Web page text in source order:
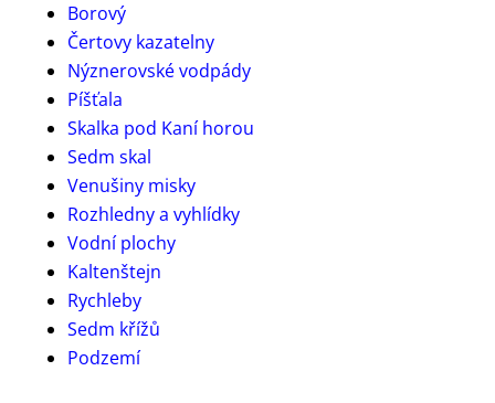
Borový
Čertovy kazatelny
Nýznerovské vodpády
Píšťala
Skalka pod Kaní horou
Sedm skal
Venušiny misky
Rozhledny a vyhlídky
Vodní plochy
Kaltenštejn
Rychleby
Sedm křížů
Podzemí